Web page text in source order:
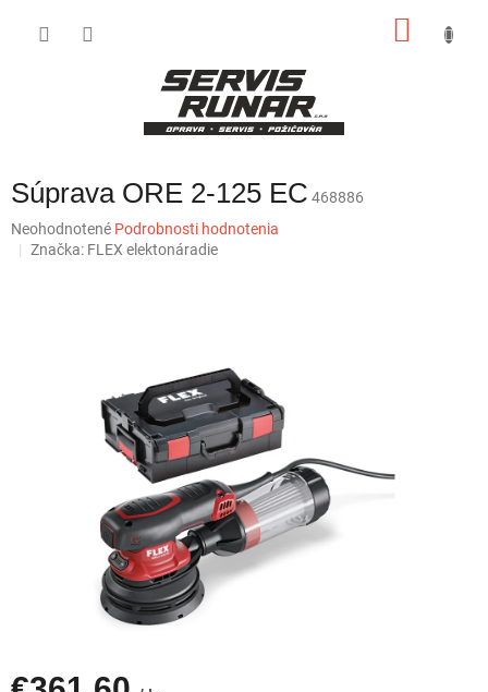
Súprava ORE 2-125 EC 468886
Priemerné
hodnotenie
Neohodnotené Podrobnosti hodnotenia
Značka: FLEX elektonáradie